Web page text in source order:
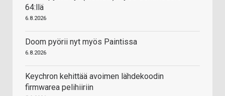
64:llä
6.8.2026
Doom pyörii nyt myös Paintissa
6.8.2026
Keychron kehittää avoimen lähdekoodin
firmwarea pelihiiriin